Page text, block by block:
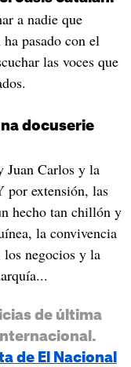
a nadie que
pasado con el
las voces que
docuserie
Carlos y la
por extensión, las
hecho tan chillón y
la convivencia
los negocios y la
de última
de El Nacional